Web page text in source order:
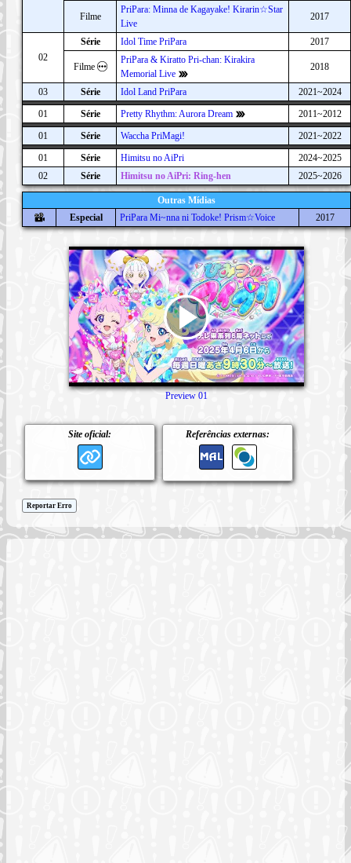
Filme
PriPara: Minna de Kagayake! Kirarin☆Star
Live
2017
02
Série Idol Time PriPara 2017
Filme
PriPara & Kiratto Pri-chan: Kirakira
Memorial Live
2018
03 Série Idol Land PriPara
2021~2024
01
Série Pretty Rhythm: Aurora Dream
2011~2012
01
Série Waccha PriMagi!
2021~2022
01
Série Himitsu no AiPri
2024~2025
02
Série Himitsu no AiPri: Ring-hen 2025~2026
Outras Mídias
Especial
PriPara Mi~nna ni Todoke! Prism☆Voice 2017
Site oficial: Referências externas:
Preview 01
Reportar Erro